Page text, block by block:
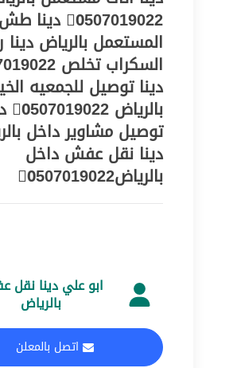
0َ507019022
المستعمل بالرياض
السكراب
دينا توصيل للجمعيه
توصيل مشاوير داخل
دينا نقل عفش داخل
بالرياض0َ507019022
ابو علي دينا
بالرياض
اتصل بالمعلن